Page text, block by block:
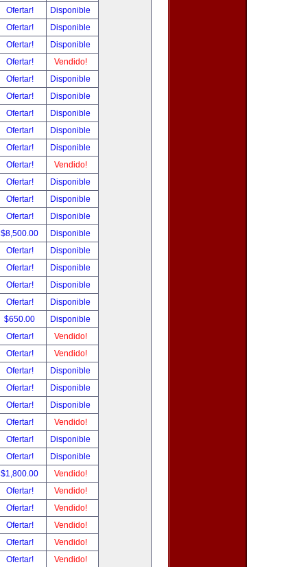
Ofertar!
Disponible
Ofertar!
Disponible
Ofertar!
Disponible
Ofertar!
Vendido!
Ofertar!
Disponible
Ofertar!
Disponible
Ofertar!
Disponible
Ofertar!
Disponible
Ofertar!
Disponible
Ofertar!
Vendido!
Ofertar!
Disponible
Ofertar!
Disponible
Ofertar!
Disponible
$8,500.00
Disponible
Ofertar!
Disponible
Ofertar!
Disponible
Ofertar!
Disponible
Ofertar!
Disponible
$650.00
Disponible
Ofertar!
Vendido!
Ofertar!
Vendido!
Ofertar!
Disponible
Ofertar!
Disponible
Ofertar!
Disponible
Ofertar!
Vendido!
Ofertar!
Disponible
Ofertar!
Disponible
$1,800.00
Vendido!
Ofertar!
Vendido!
Ofertar!
Vendido!
Ofertar!
Vendido!
Ofertar!
Vendido!
Ofertar! Vendido!